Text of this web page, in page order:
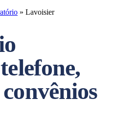
» Lavoisier